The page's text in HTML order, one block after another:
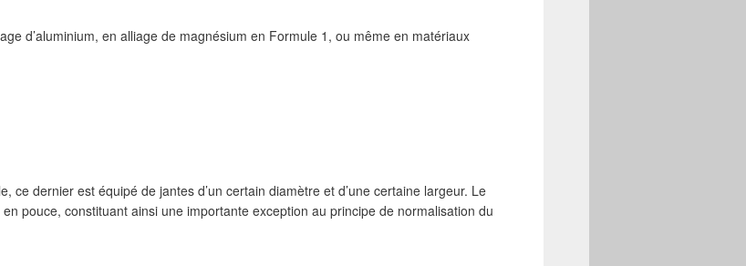
d’aluminium, en alliage de magnésium en Formule 1, ou même en matériaux
ce dernier est équipé de jantes d’un certain diamètre et d’une certaine largeur. Le
pouce, constituant ainsi une importante exception au principe de normalisation du